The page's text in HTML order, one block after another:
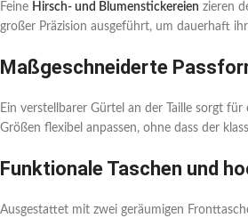
Feine Hirsch- und Blumenstickereien zieren
großer Präzision ausgeführt, um dauerhaft
Maßgeschneiderte
Ein verstellbarer Gürtel an der Taille sorgt
Größen flexibel anpassen, ohne dass der
Funktionale Taschen und
Ausgestattet mit zwei geräumigen